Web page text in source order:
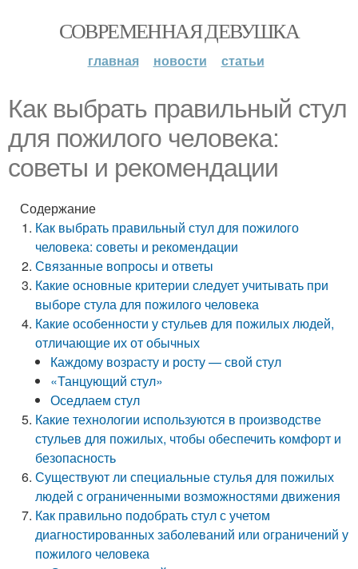
СОВРЕМЕННАЯ ДЕВУШКА
главная новости статьи
Как выбрать правильный стул
для пожилого человека:
советы и рекомендации
Содержание
Как выбрать правильный стул для пожилого
человека: советы и рекомендации
Связанные вопросы и ответы
Какие основные критерии следует учитывать при
выборе стула для пожилого человека
Какие особенности у стульев для пожилых людей,
отличающие их от обычных
Каждому возрасту и росту — свой стул
«Танцующий стул»
Оседлаем стул
Какие технологии используются в производстве
стульев для пожилых, чтобы обеспечить комфорт и
безопасность
Существуют ли специальные стулья для пожилых
людей с ограниченными возможностями движения
Как правильно подобрать стул с учетом
диагностированных заболеваний или ограничений у
пожилого человека